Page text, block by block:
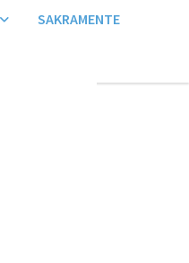
SAKRAMENTE